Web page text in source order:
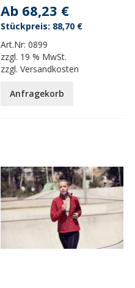
Ab 68,23 €
Art.Nr:0899
zzgl. 19 % MwSt.
zzgl.Versandkosten
88,70 €
Anfragekorb